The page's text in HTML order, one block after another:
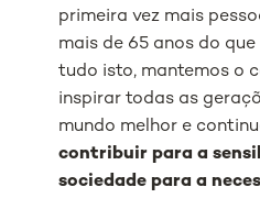
primeira vez mais
mais de 65 anos do
tudo isto, mantemos o
inspirar todas as
mundo melhor e
contribuir para a
sociedade para a